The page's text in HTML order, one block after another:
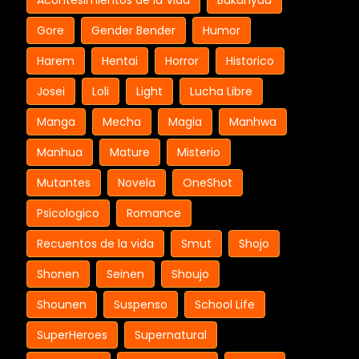
Gore
Gender Bender
Humor
Harem
Hentai Horror
Historico
Josei
Loli Light
Lucha Libre
Manga
Mecha Magia
Manhwa
Manhua
Mature
Misterio
Mutantes
Novela
OneShot
Psicologico
Romance
Recuentos de la vida
Smut
Shojo
Shonen
Seinen
Shoujo
Shounen
Suspenso
School Life
SuperHeroes
Supernatural